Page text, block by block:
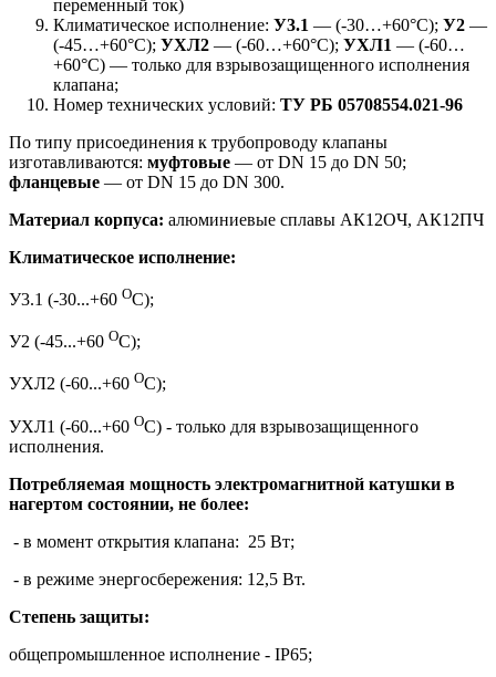
переменный ток)
Климатическое исполнение: У3.1 — (-30…+60°С); У2 —
(-45…+60°С); УХЛ2 — (-60…+60°С); УХЛ1 — (-60…
+60°С) — только для взрывозащищенного исполнения
клапана;
Номер технических условий: ТУ РБ 05708554.021-96
По типу присоединения к трубопроводу клапаны
изготавливаются: муфтовые — от DN 15 до DN 50;
фланцевые — от DN 15 до DN 300.
Материал корпуса: алюминиевые сплавы АК12ОЧ, АК12ПЧ
Климатическое исполнение:
У3.1 (-30...+60 ОС);
У2 (-45...+60 ОС);
УХЛ2 (-60...+60 ОС);
УХЛ1 (-60...+60 ОС) - только для взрывозащищенного
исполнения.
Потребляемая мощность электромагнитной катушки в
нагертом состоянии, не более:
- в момент открытия клапана: 25 Вт;
- в режиме энергосбережения: 12,5 Вт.
Степень защиты:
общепромышленное исполнение - IP65;